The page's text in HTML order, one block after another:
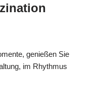
genießen Sie
im Rhythmus